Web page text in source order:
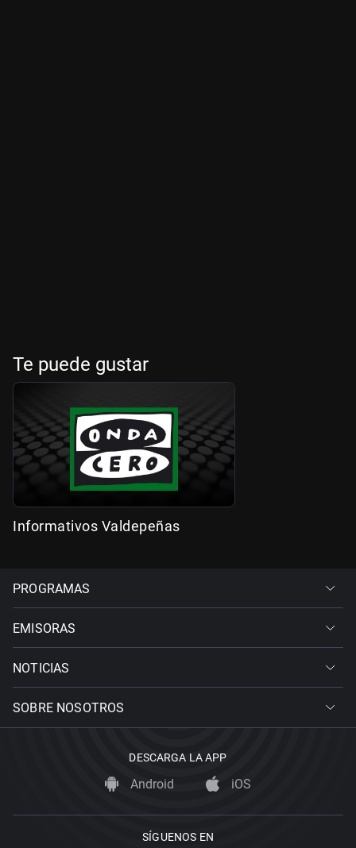
Te puede gustar
Informativos Valdepeñas
PROGRAMAS
EMISORAS
NOTICIAS
SOBRE NOSOTROS
DESCARGA LA APP
Android iOS
SÍGUENOS EN